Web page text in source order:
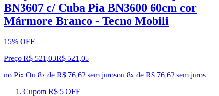
BN3607 c/ Cuba Pia BN3600 60cm cor
Mármore Branco - Tecno Mobili
15% OFF
Preço R$ 521,03R$ 521 ,03
no Pix Ou 8x de R$ 76,62 sem jurosou 8x de R$ 76,62 sem juros
Cupom R$ 5 OFF